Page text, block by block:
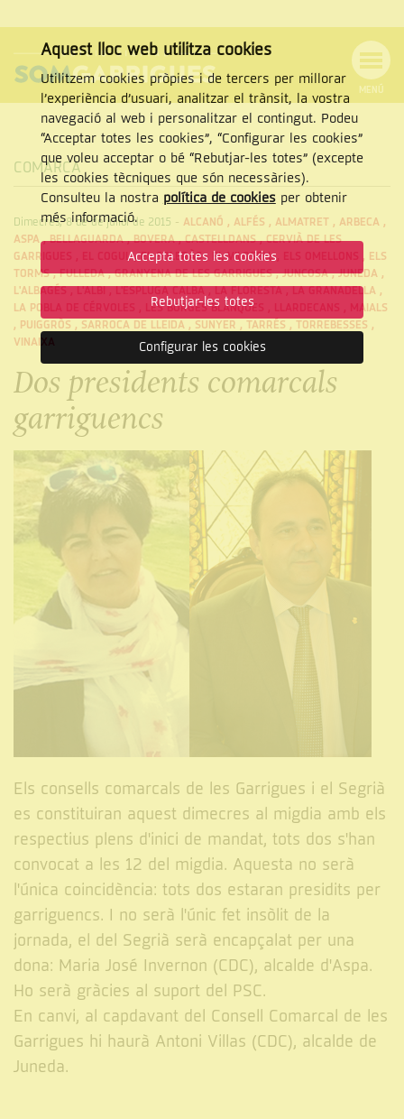
NAVEGACIÓ
MENÚ
Cercar
CERCAR
COMARCA
Dimecres, 8 de de juliol de 2015 - ALCANÓ , ALFÉS , ALMATRET, ARBECA,
ASPA,BELLAGUARDA,BOVERA,CASTELLDANS,CERVIÀ DE LES
GARRIGUES
EL COGUL,EL SOLERÀS, EL VILOSELL, , ELS
TORMS,FULLEDA,GRANYENA DE LES GARRIGUES,JUNCOSA,JUNEDA ,
L'ALBAGÉS,L'ALBI,L'ESPLUGA CALBA,LA FLORESTA,LA GRANADELLA ,
LA POBLA DE CÉRVOLES
LES BORGES BLANQUES
MAIALS
, PUIGGRÒS , SARROCA DE LLEIDA , SUNYER , TARRÉS , TORREBESSES ,
VINAIXA
Dos presidents comarcals
garriguencs
Els consells comarcals de les Garrigues i el Segrià
es constituiran aquest dimecres al migdia amb els
respectius plens d'inici de mandat, tots dos s'han
convocat a les 12 del migdia. Aquesta no serà
l'única coincidència: tots dos estaran presidits per
garriguencs. I no serà l'únic fet insòlit de la
jornada, el del Segrià serà encapçalat per una
dona: Maria José Invernon (CDC), alcalde d'Aspa.
Ho serà gràcies al suport del PSC.
En canvi, al capdavant del Consell Comarcal de les
Garrigues hi haurà Antoni Villas (CDC), alcalde de
Juneda.
Aquest lloc web utilitza cookies
Utilitzem cookies pròpies i de tercers per millorar
l’experiència d’usuari, analitzar el trànsit, la vostra
navegació al web i personalitzar el contingut. Podeu
“Acceptar totes les cookies”, “Configurar les cookies”
que voleu acceptar o bé “Rebutjar-les totes” (excepte
les cookies tècniques que són necessàries).
Consulteu la nostra política de cookiesper obtenir
més informació.
Accepta totes les cookies
Rebutjar-les totes
Configurar les cookies